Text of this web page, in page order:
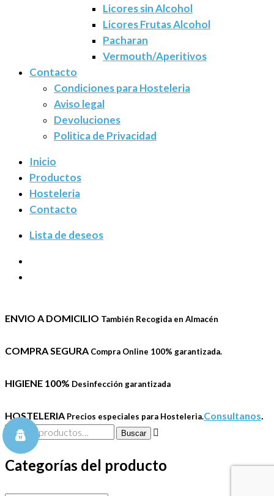
Licores sin Alcohol
Licores Frutas Alcohol
Pacharan
Vermouth/Aperitivos
Contacto
Condiciones para Hosteleria
Aviso legal
Devoluciones
Politica de Privacidad
Inicio
Productos
Hosteleria
Contacto
Lista de deseos
ENVIO A DOMICILIO También Recogida en Almacén
COMPRA SEGURA Compra Online 100% garantizada.
HIGIENE 100% Desinfección garantizada
HOSTELERIA Precios especiales para Hosteleria.Consultanos.
Buscar
por:
Buscar
Categorías del producto